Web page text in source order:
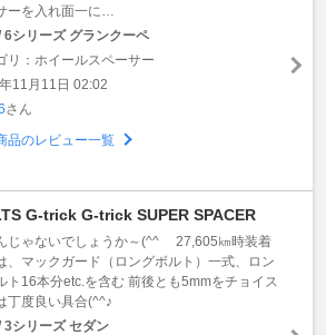
ーを入れ面一に…
6シリーズ グランクーペ
リ：ホイールスペーサー
11月11日 02:02
さん
品のレビュー一覧
G-trick G-trick SUPER SPACER
じゃないでしょうか～(^^ゞ 27,605㎞時装着
、マックガード（ロングボルト）一式、ロン
ト16本分etc.を含む 前後とも5mmをチョイス
丁度良い具合(^^♪
3シリーズ セダン